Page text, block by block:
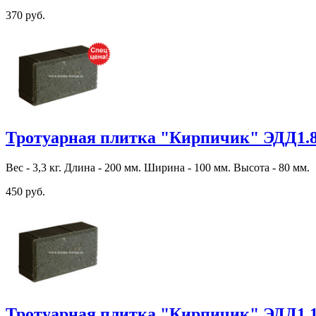
370 руб.
Тротуарная плитка "Кирпичик"
Вес - 3,3 кг. Длина - 200 мм. Ширина - 100 мм. Высота - 80 мм.
450 руб.